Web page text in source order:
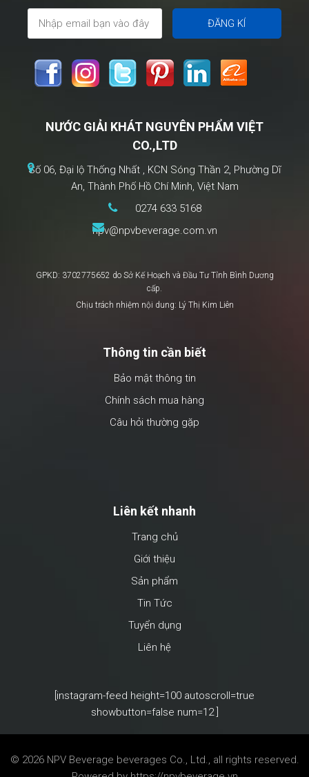
NƯỚC GIẢI KHÁT NGUYÊN PHẨM VIỆT
CO.,LTD
Số 06, Đại lộ Thống Nhất , KCN Sóng Thần 2, Phường Dĩ
An, Thành Phố Hồ Chí Minh, Việt Nam
0274 633 5168
npv@npvbeverage.com.vn
GPKD: 3702775652 do Sở Kế Hoạch và Đầu Tư Tỉnh Bình Dương
cấp.
Chịu trách nhiệm nội dung: Lý Thị Kim Liên
Thông tin cần biết
Bảo mật thông tin
Chính sách mua hàng
Câu hỏi thường gặp
Liên kết nhanh
Trang chủ
Giới thiệu
Sản phẩm
Tin Tức
Tuyển dụng
Liên hệ
[instagram-feed height=100 autoscroll=true
showbutton=false num=12 ]
© 2026 NPV Beverage beverages Co., Ltd., all rights reserved.